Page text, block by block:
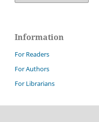
Information
For Readers
For Authors
For Librarians